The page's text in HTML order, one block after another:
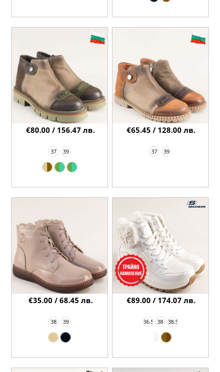
37 39
€80.00 / 156.47 лв.
37 39
€65.45 / 128.00 лв.
38 39
€35.00 / 68.45 лв.
36.5 38 38.5
€89.00 / 174.07 лв.